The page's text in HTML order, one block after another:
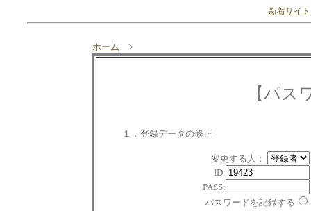
新着サイト
ホーム >
【パス
１．登録データの修正
変更する人：
ID:
PASS:
パスワードを記録する